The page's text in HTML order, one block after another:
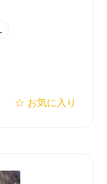
☆ お気に入り